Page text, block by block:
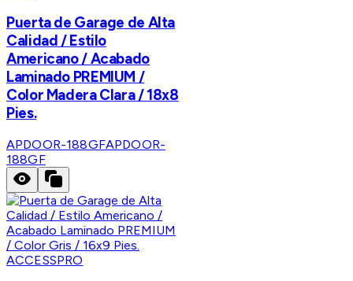
Puerta de Garage de Alta
Calidad / Estilo
Americano / Acabado
Laminado PREMIUM /
Color Madera Clara / 18x8
Pies.
APDOOR-188GFAPDOOR-
188GF
ACCESSPRO